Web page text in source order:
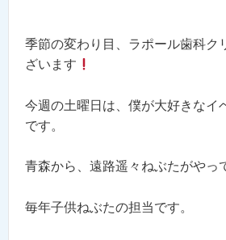
季節の変わり目、ラポール歯科ク
ざいます
今週の土曜日は、僕が大好きなイ
です。
青森から、遠路遥々ねぶたがやっ
毎年子供ねぶたの担当です。